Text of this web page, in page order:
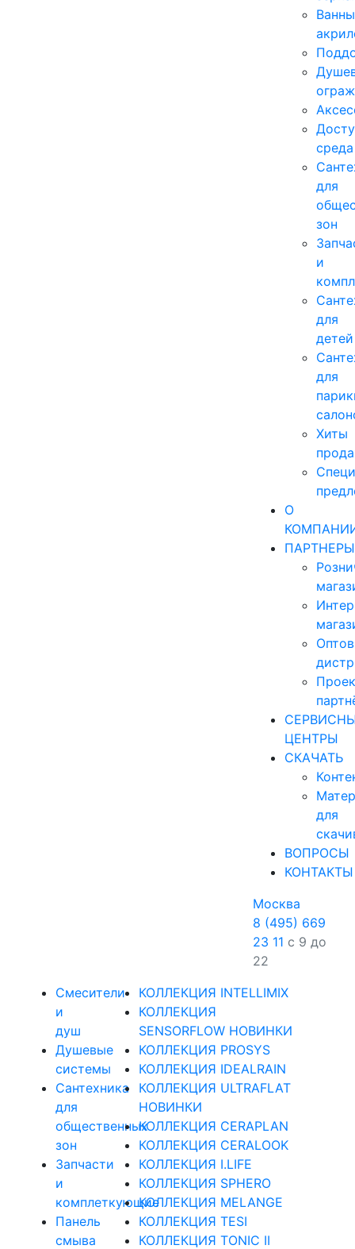
Ванны
среда
для
зон
и
для
детей
для
Хиты
О
ПАРТНЕРЫ
ЦЕНТРЫ
СКАЧАТЬ
для
ВОПРОСЫ
КОНТАКТЫ
Москва
8 (495) 669
23 11 с 9 до
22
Смесители
и
душ
Душевые
системы
Сантехника
для
общественных
зон
Запчасти
и
комплеткующие
Панель
смыва
КОЛЛЕКЦИЯ INTELLIMIX
КОЛЛЕКЦИЯ
SENSORFLOW НОВИНКИ
КОЛЛЕКЦИЯ PROSYS
КОЛЛЕКЦИЯ IDEALRAIN
КОЛЛЕКЦИЯ ULTRAFLAT
НОВИНКИ
КОЛЛЕКЦИЯ CERAPLAN
КОЛЛЕКЦИЯ CERALOOK
КОЛЛЕКЦИЯ I.LIFE
КОЛЛЕКЦИЯ SPHERO
КОЛЛЕКЦИЯ MELANGE
КОЛЛЕКЦИЯ TESI
КОЛЛЕКЦИЯ TONIC II